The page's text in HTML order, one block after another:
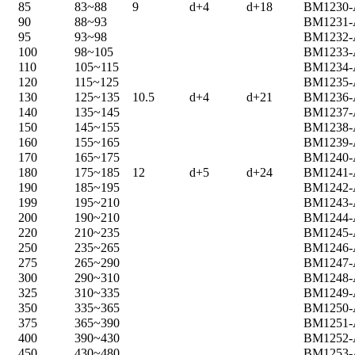
9 d+4 d+18
85
83~88
90
88~93
95
93~98
100
98~105
110
105~115
10.5 d+4 d+21
120
115~125
130
125~135
140
135~145
150
145~155
160
155~165
12 d+5 d+24
170
165~175
180
175~185
190
185~195
199
195~210
200
190~210
220
210~235
250
235~265
275
265~290
300
290~310
325
310~335
350
335~365
375
365~390
400
390~430